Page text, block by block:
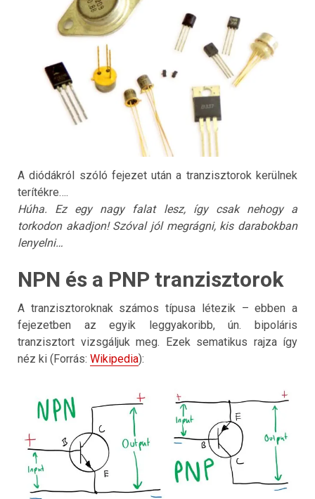
A diódákról szóló fejezet után a tranzisztorok kerülnek
terítékre….
Húha. Ez egy nagy falat lesz, így csak nehogy a
torkodon akadjon! Szóval jól megrágni, kis darabokban
lenyelni…
NPN és a PNP tranzisztorok
A tranzisztoroknak számos típusa létezik – ebben a
fejezetben az egyik leggyakoribb, ún. bipoláris
tranzisztort vizsgáljuk meg. Ezek sematikus rajza így
néz ki (Forrás: Wikipedia):